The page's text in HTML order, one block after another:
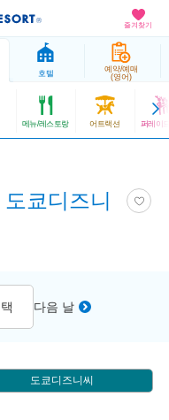
즐겨찾기
호텔
예약/예매
(영어)
메뉴/레스토랑 어트랙션 퍼레이
쿄디즈니
다음 날
도쿄디즈니씨